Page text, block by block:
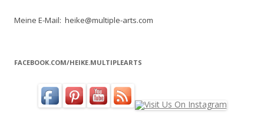
Meine E-Mail: heike@multiple-arts.com
FACEBOOK.COM/HEIKE.MULTIPLEARTS